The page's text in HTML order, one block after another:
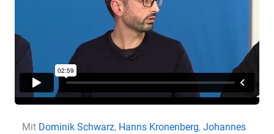
Mit Dominik Schwarz, Hanns Kronenberg, Johannes